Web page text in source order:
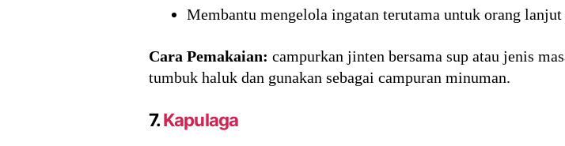
Membantu mengelola ingatan terutama untuk orang lanjut
Cara Pemakaian: campurkan jinten bersama sup atau jenis
tumbuk haluk dan gunakan sebagai campuran minuman.
7.Kapulaga